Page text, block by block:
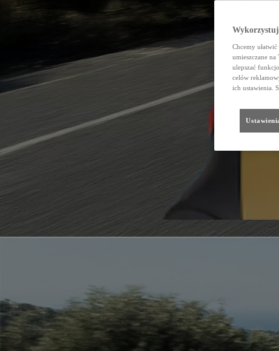
Chcemy
umieszczane
ulepszać
celów
ich ustawienia.